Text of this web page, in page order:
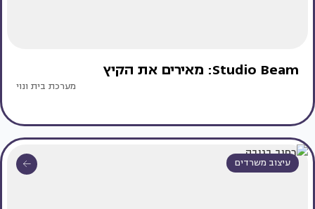
Studio Beam: מאירים את הקיץ
מערכת בית ונוי
עיצוב משרדים